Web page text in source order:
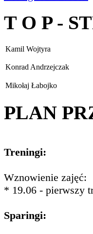
T O P -
Kamil Wojtyra
Konrad Andrzejczak
Mikołaj Łabojko
PLAN
Treningi:
Wznowienie zajęć:
* 19.06 - pierwszy
Sparingi: